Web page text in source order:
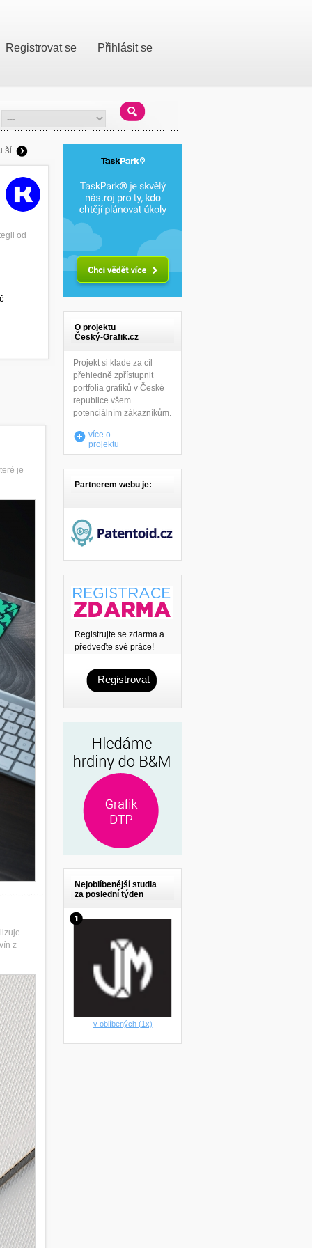
Registrovat se Přihlásit se
od
je
z
O projektu
Český-Grafik.cz
Projekt si klade za cíl
přehledně zpřístupnit
portfolia grafiků v České
republice všem
potenciálním zákazníkům.
více o
projektu
Partnerem webu je:
Registrujte se zdarma a
předveďte své práce!
Registrovat
Nejoblíbenější studia
za poslední týden
v oblíbených (1x)